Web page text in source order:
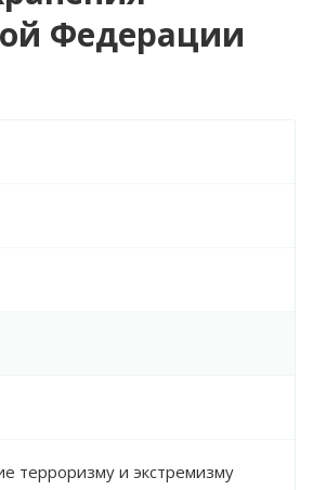
Федерации
терроризму и экстремизму
ЗАДАНИЯ